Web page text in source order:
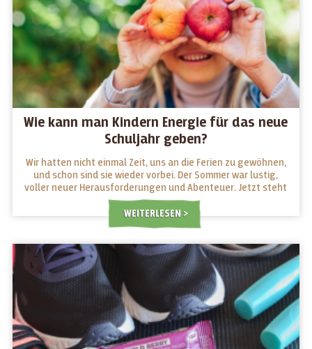
Wie kann man Kindern Energie für das neue
Schuljahr geben?
Wir hatten nicht einmal Zeit, uns an die Ferien zu gewöhnen,
und schon sind sie wieder vorbei. Der Sommer war lustig,
voller neuer Herausforderungen und Abenteuer. Jetzt steht
ein neues Schuljahr vor der Tür, für Jung und Alt. Welche
Snacks geben ihnen Energie für die Schule und welche
machen sie müde?
WEITERLESEN